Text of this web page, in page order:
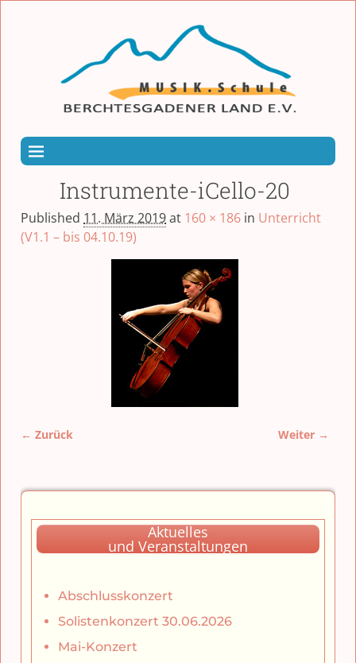
Instrumente-iCello-20
Published 11. März 2019at 160 × 186 in Unterricht
(V1.1 – bis 04.10.19)
← Zurück Weiter →
Aktuelles
und Veranstaltungen
Abschlusskonzert
Solistenkonzert 30.06.2026
Mai-Konzert